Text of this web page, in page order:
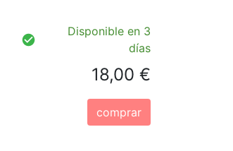
Disponible en 3
días
18,00 €
comprar